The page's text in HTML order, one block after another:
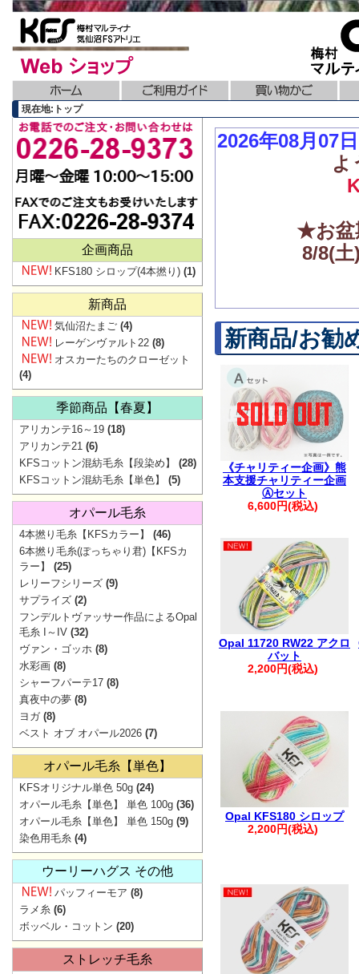
現在地:トップ
2026年08月07
よ
★お盆
8/8(
▼価
地震の影響で
最新の配送
ご注文
。.。:+* ゜
弊社からの
迷惑
ご注文・お問
。.。:+* ゜ ゜
新商品/お勧
《チャリティー企画》熊
本支援チャリティー企画
Ⓐセット
6,600円(税込)
Opal 11720 RW22 アクロ
バット
2,200円(税込)
Opal KFS180 シロップ
2,200円(税込)
企画商品
KFS180 シロップ(4本撚り) (1)
新商品
気仙沼たまご (4)
レーゲンヴァルト22 (8)
オスカーたちのクローゼット
(4)
季節商品【春夏】
アリカンテ16～19 (18)
アリカンテ21 (6)
KFSコットン混紡毛糸【段染め】
(28)
KFSコットン混紡毛糸【単色】
(5)
オパール毛糸
4本撚り毛糸【KFSカラー】
(46)
6本撚り毛糸(ぽっちゃり君)【KFSカ
ラー】
(25)
レリーフシリーズ (9)
サプライズ (2)
フンデルトヴァッサー作品によるOpal
毛糸 I～IV (32)
ヴァン・ゴッホ (8)
水彩画 (8)
シャーフパーテ17 (8)
真夜中の夢 (8)
ヨガ(8)
ベスト オブ オパール2026 (7)
オパール毛糸【単色】
KFSオリジナル単色 50g (24)
オパール毛糸【単色】 単色 100g (36)
オパール毛糸【単色】 単色 150g (9)
染色用毛糸 (4)
ウーリーハグス その他
パッフィーモア (8)
ラメ糸 (6)
ボッベル・コットン (20)
ストレッチ毛糸